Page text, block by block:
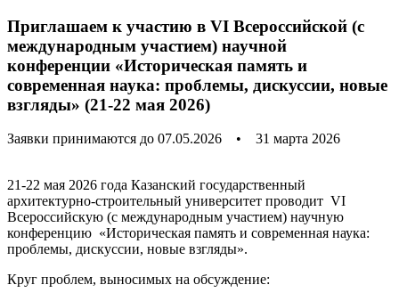
Приглашаем к участию в VI Всероссийской (с
международным участием) научной
конференции «Историческая память и
современная наука: проблемы, дискуссии, новые
взгляды» (21-22 мая 2026)
Заявки принимаются до 07.05.2026 • 31 марта 2026
21-22 мая 2026 года Казанский государственный
архитектурно-строительный университет проводит VI
Всероссийскую (с международным участием) научную
конференцию «Историческая память и современная наука:
проблемы, дискуссии, новые взгляды».
Круг проблем, выносимых на обсуждение: